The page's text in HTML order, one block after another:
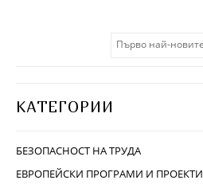
КАТЕГОРИИ
БЕЗОПАСНОСТ НА ТРУДА
ЕВРОПЕЙСКИ ПРОГРАМИ И ПРОЕКТИ